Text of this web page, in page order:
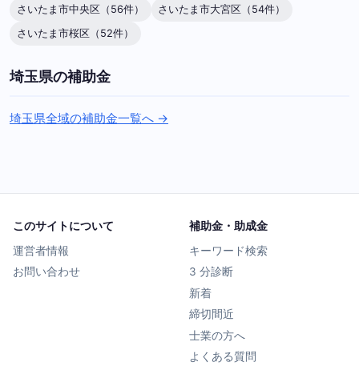
さいたま市中央区（56件）
さいたま市大宮区（54件）
さいたま市桜区（52件）
埼玉県の補助金
埼玉県全域の補助金一覧へ →
このサイトについて
運営者情報
お問い合わせ
補助金・助成金
キーワード検索
3 分診断
新着
締切間近
士業の方へ
よくある質問